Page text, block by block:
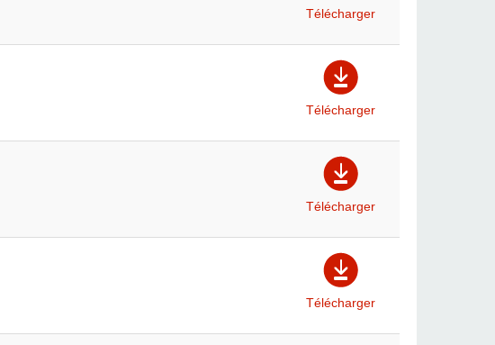
Télécharger
Télécharger
Télécharger
Télécharger